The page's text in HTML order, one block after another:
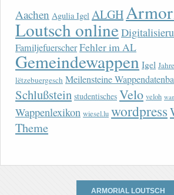
Aachen Agulia Igel ALGH
Loutsch online
FamiljefuerscherFehler im AL
Gemeindewappen Igel
lëtzebuergesch Meilensteine
Schlußstein studentisches Velo veloh
Wappenlexikon wiesel.lu wordpress
Theme
ARMORIAL LOUTSCH